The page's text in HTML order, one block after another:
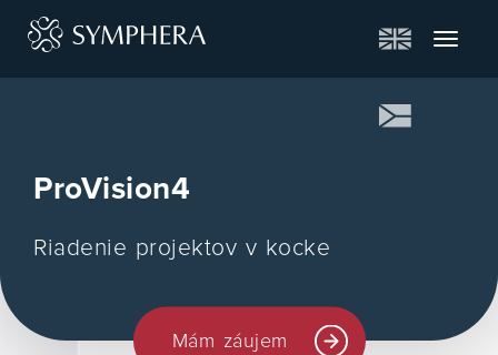
Toggle
ProVision4
Riadenie projektov v kocke
Mám záujem